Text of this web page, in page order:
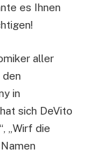
es Ihnen
aller
den
in
sich DeVito
„Wirf die